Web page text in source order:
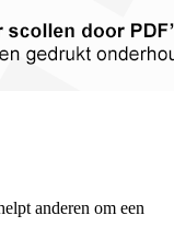
anderen om een